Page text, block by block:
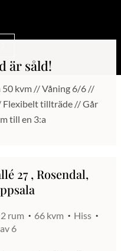
är såld!
50 kvm // Våning 6/6 //
tillträde // Går
till en 3:a
27 , Rosendal,
2 rum 66 kvm
Hiss
6